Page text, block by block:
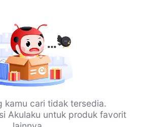
kamu cari tidak tersedia.
Akulaku untuk produk favorit